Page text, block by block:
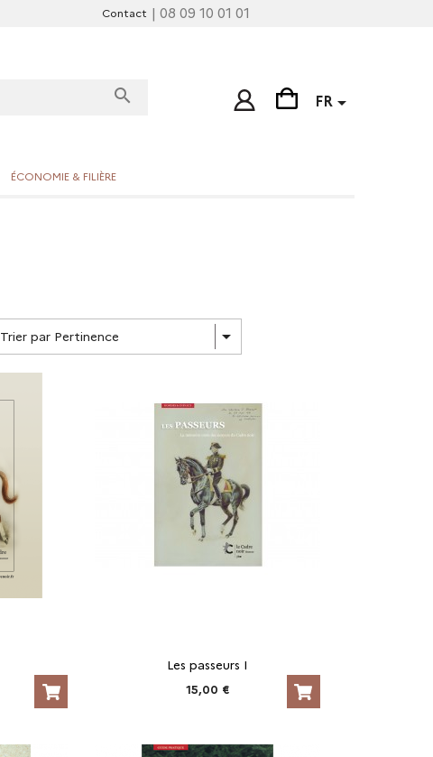
Contact | 08 09 10 01 01
search FR
ÉCONOMIE & FILIÈRE
Trier par Pertinence 
Les passeurs I
15,00 €